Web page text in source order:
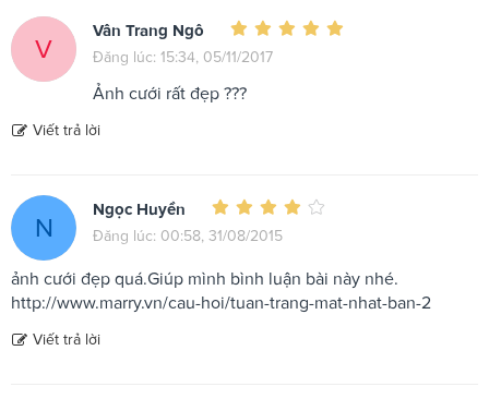
V
Vân Trang Ngô
Đăng lúc: 15:34, 05/11/2017
Ảnh cưới rất đẹp ???
Viết trả lời
N
Ngọc Huyền
Đăng lúc: 00:58, 31/08/2015
ảnh cưới đẹp quá.Giúp mình bình luận bài này nhé.
http://www.marry.vn/cau-hoi/tuan-trang-mat-nhat-ban-2
Viết trả lời